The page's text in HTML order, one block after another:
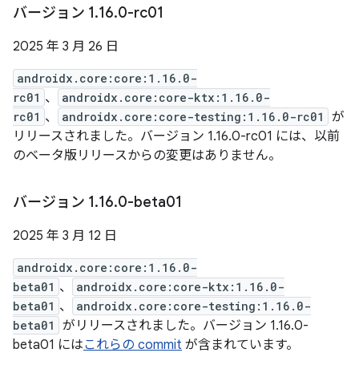
バージョン 1.16.0-rc01
2025 年 3 月 26 日
androidx.core:core:1.16.0-
rc01 、
androidx.core:core-ktx:1.16.0-
rc01 、 androidx.core:core-testing:1.16.0-rc01
が
リリースされました。バージョン 1.16.0-rc01 には、以前
のベータ版リリースからの変更はありません。
バージョン 1.16.0-beta01
2025 年 3 月 12 日
androidx.core:core:1.16.0-
beta01 、
androidx.core:core-ktx:1.16.0-
beta01 、
androidx.core:core-testing:1.16.0-
beta01
がリリースされました。バージョン 1.16.0-
beta01 にはこれらの commit が含まれています。